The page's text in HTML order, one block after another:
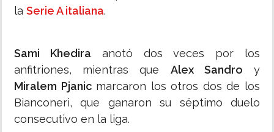
la Serie A italiana.
Sami Khedira anotó dos veces por los
anfitriones, mientras que Alex Sandro y
Miralem Pjanicmarcaron los otros dos de los
Bianconeri, que ganaron su séptimo duelo
consecutivo en la liga.